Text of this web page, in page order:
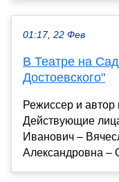
01:17, 22 Фев
В Театре на
Достоевского"
Режиссер и
Действующие
Иванович –
Александровна –